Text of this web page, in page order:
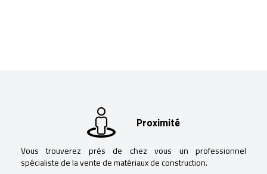
Proximité
Vous trouverez près de chez vous un professionnel
spécialiste de la vente de matériaux de construction.